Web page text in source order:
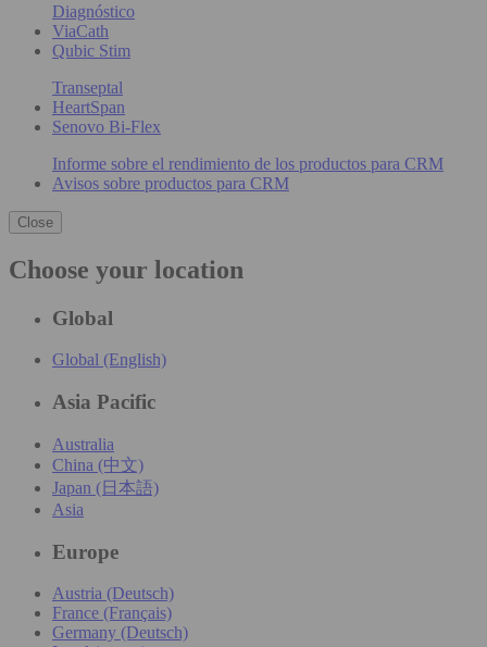
Diagnóstico
ViaCath
Qubic Stim
Transeptal
HeartSpan
Senovo Bi-Flex
Informe sobre el rendimiento de los productos para CRM
Avisos sobre productos para CRM
Close
Choose your location
Global
Global (English)
Asia Pacific
Australia
China (中文)
Japan (日本語)
Asia
Europe
Austria (Deutsch)
France (Français)
Germany (Deutsch)